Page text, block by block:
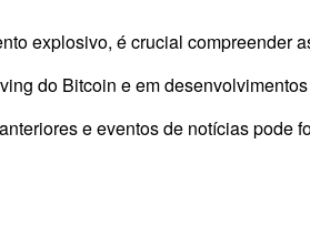
explosivo, é crucial compreender
do Bitcoin e em
e eventos de notícias